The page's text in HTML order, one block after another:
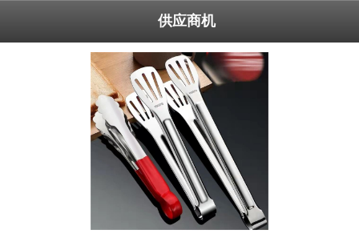
供应商机